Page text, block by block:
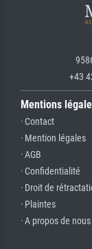
+43
Mentions
· Contact
· Mention légales
· AGB
· Confidentialité
· Droit de
· Plaintes
· A propos de nous